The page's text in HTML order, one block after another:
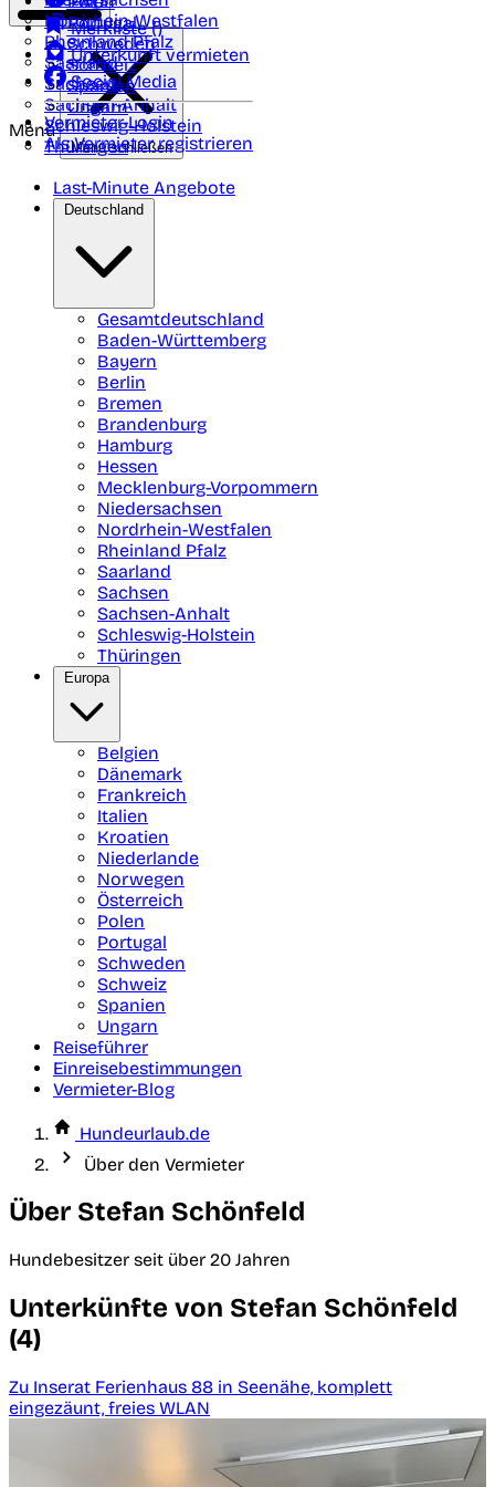
Nordrhein-Westfalen
Rheinland Pfalz
Saarland
Sachsen
Sachsen-Anhalt
Schleswig-Holstein
Thüringen
Portugal
Schweden
Schweiz
Spanien
Ungarn
Merkliste ()
Unterkunft vermieten
Social Media
Vermieter-Login
Als Vermieter registrieren
Menü
Menü schließen
Last-Minute Angebote
Deutschland
Gesamtdeutschland
Baden-Württemberg
Bayern
Berlin
Bremen
Brandenburg
Hamburg
Hessen
Mecklenburg-Vorpommern
Niedersachsen
Nordrhein-Westfalen
Rheinland Pfalz
Saarland
Sachsen
Sachsen-Anhalt
Schleswig-Holstein
Thüringen
Europa
Belgien
Dänemark
Frankreich
Italien
Kroatien
Niederlande
Norwegen
Österreich
Polen
Portugal
Schweden
Schweiz
Spanien
Ungarn
Reiseführer
Einreisebestimmungen
Vermieter-Blog
Hundeurlaub.de
Über den Vermieter
Über Stefan Schönfeld
Hundebesitzer seit über 20 Jahren
Unterkünfte von Stefan Schönfeld
(4)
Zu Inserat Ferienhaus 88 in Seenähe, komplett
eingezäunt, freies WLAN